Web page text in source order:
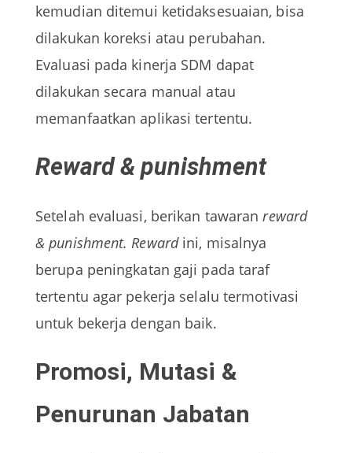
kemudian ditemui ketidaksesuaian, bisa
dilakukan koreksi atau perubahan.
Evaluasi pada kinerja SDM dapat
dilakukan secara manual atau
memanfaatkan aplikasi tertentu.
Reward & punishment
Setelah evaluasi, berikan tawaranreward
& punishment. Rewardini, misalnya
berupa peningkatan gaji pada taraf
tertentu agar pekerja selalu termotivasi
untuk bekerja dengan baik.
Promosi, Mutasi &
Penurunan Jabatan